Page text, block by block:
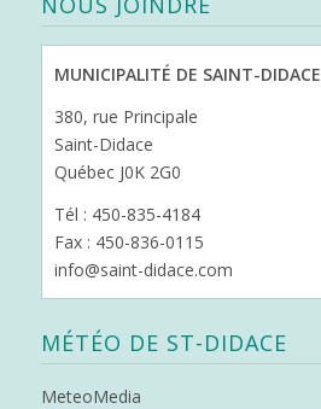
MUNICIPALITÉ DE SAINT-DIDACE
380, rue Principale
Saint-Didace
Québec J0K 2G0
Tél : 450-835-4184
Fax : 450-836-0115
info@saint-didace.com
MÉTÉO DE ST-DIDACE
MeteoMedia